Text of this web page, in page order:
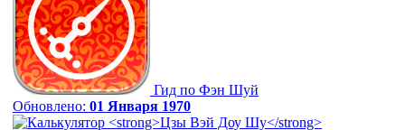
Гид по Фэн Шуй
Обновлено: 01 Января 1970